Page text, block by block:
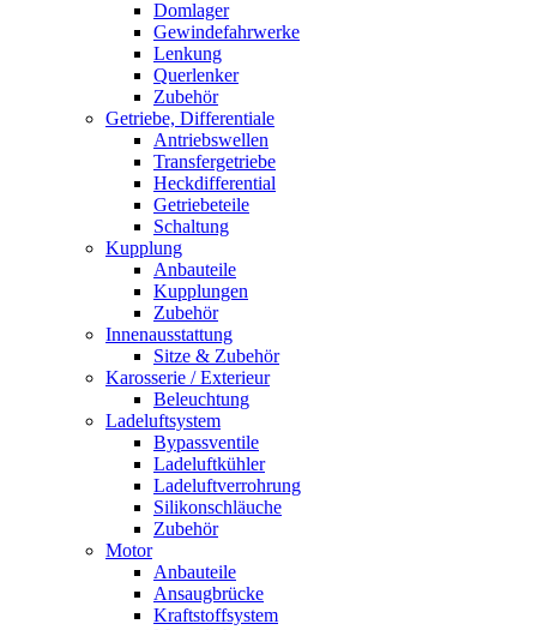
Domlager
Gewindefahrwerke
Lenkung
Querlenker
Zubehör
Getriebe, Differentiale
Antriebswellen
Transfergetriebe
Heckdifferential
Getriebeteile
Schaltung
Kupplung
Anbauteile
Kupplungen
Zubehör
Innenausstattung
Sitze & Zubehör
Karosserie / Exterieur
Beleuchtung
Ladeluftsystem
Bypassventile
Ladeluftkühler
Ladeluftverrohrung
Silikonschläuche
Zubehör
Motor
Anbauteile
Ansaugbrücke
Kraftstoffsystem